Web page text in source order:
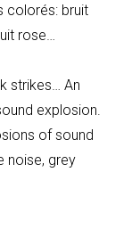
colorés: bruit
rose…
strikes… An
explosion.
of sound
noise, grey